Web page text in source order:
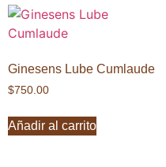
Ginesens Lube Cumlaude
$750.00
Añadir al carrito